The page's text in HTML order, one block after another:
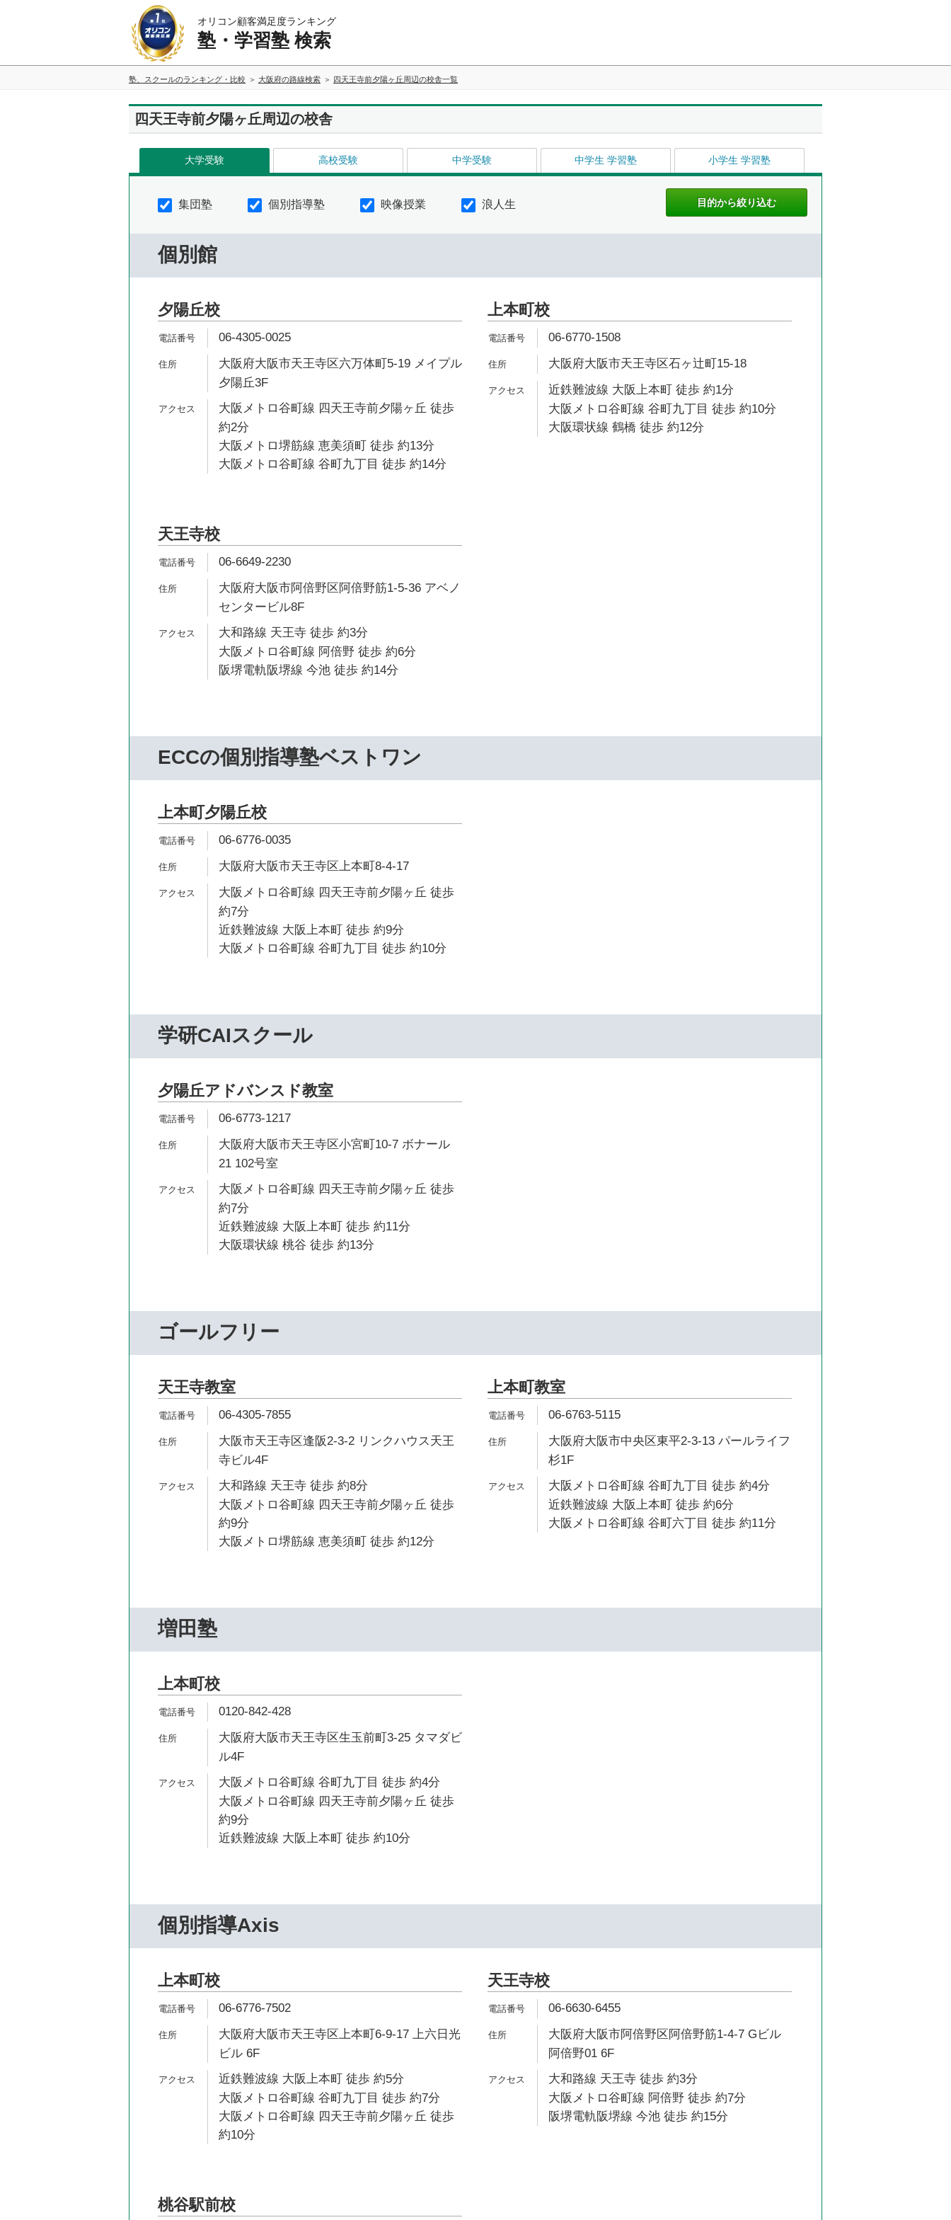
オリコン顧客満足度ランキング
塾・学習塾 検索
塾、スクールのランキング・比較 大阪府の路線検索 四天王寺前夕陽ヶ丘周辺の校舎一覧
四天王寺前夕陽ヶ丘周辺の校舎
大学受験 高校受験 中学受験 中学生 学習塾 小学生 学習塾
集団塾 個別指導塾 映像授業 浪人生
個別館
夕陽丘校
06-4305-0025
大阪府大阪市天王寺区六万体町5-19 メイプル
夕陽丘3F
大阪メトロ谷町線 四天王寺前夕陽ヶ丘 徒歩
約2分
大阪メトロ堺筋線 恵美須町 徒歩 約13分
大阪メトロ谷町線 谷町九丁目 徒歩 約14分
上本町校
06-6770-1508
大阪府大阪市天王寺区石ヶ辻町15-18
近鉄難波線 大阪上本町 徒歩 約1分
大阪メトロ谷町線 谷町九丁目 徒歩 約10分
大阪環状線 鶴橋 徒歩 約12分
天王寺校
06-6649-2230
大阪府大阪市阿倍野区阿倍野筋1-5-36 アベノ
センタービル8F
大和路線 天王寺 徒歩 約3分
大阪メトロ谷町線 阿倍野 徒歩 約6分
阪堺電軌阪堺線 今池 徒歩 約14分
ECCの個別指導塾ベストワン
上本町夕陽丘校
06-6776-0035
大阪府大阪市天王寺区上本町8-4-17
大阪メトロ谷町線 四天王寺前夕陽ヶ丘 徒歩
約7分
近鉄難波線 大阪上本町 徒歩 約9分
大阪メトロ谷町線 谷町九丁目 徒歩 約10分
学研CAIスクール
夕陽丘アドバンスド教室
06-6773-1217
大阪府大阪市天王寺区小宮町10-7 ボナール
21 102号室
大阪メトロ谷町線 四天王寺前夕陽ヶ丘 徒歩
約7分
近鉄難波線 大阪上本町 徒歩 約11分
大阪環状線 桃谷 徒歩 約13分
ゴールフリー
天王寺教室
06-4305-7855
大阪市天王寺区逢阪2-3-2 リンクハウス天王
寺ビル4F
大和路線 天王寺 徒歩 約8分
大阪メトロ谷町線 四天王寺前夕陽ヶ丘 徒歩
約9分
大阪メトロ堺筋線 恵美須町 徒歩 約12分
上本町教室
06-6763-5115
大阪府大阪市中央区東平2-3-13 パールライフ
杉1F
大阪メトロ谷町線 谷町九丁目 徒歩 約4分
近鉄難波線 大阪上本町 徒歩 約6分
大阪メトロ谷町線 谷町六丁目 徒歩 約11分
増田塾
上本町校
0120-842-428
大阪府大阪市天王寺区生玉前町3-25 タマダビ
ル4F
大阪メトロ谷町線 谷町九丁目 徒歩 約4分
大阪メトロ谷町線 四天王寺前夕陽ヶ丘 徒歩
約9分
近鉄難波線 大阪上本町 徒歩 約10分
個別指導Axis
上本町校
06-6776-7502
大阪府大阪市天王寺区上本町6-9-17 上六日光
ビル 6F
近鉄難波線 大阪上本町 徒歩 約5分
大阪メトロ谷町線 谷町九丁目 徒歩 約7分
大阪メトロ谷町線 四天王寺前夕陽ヶ丘 徒歩
約10分
天王寺校
06-6630-6455
大阪府大阪市阿倍野区阿倍野筋1-4-7 Gビル
阿倍野01 6F
大和路線 天王寺 徒歩 約3分
大阪メトロ谷町線 阿倍野 徒歩 約7分
阪堺電軌阪堺線 今池 徒歩 約15分
桃谷駅前校